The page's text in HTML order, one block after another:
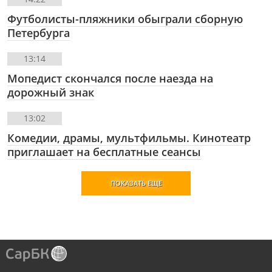
Футболисты-пляжники обыграли сборную
Петербурга
13:14
Мопедист скончался после наезда на
дорожный знак
13:02
Комедии, драмы, мультфильмы. Кинотеатр
приглашает на бесплатные сеансы
ПОКАЗАТЬ ЕЩЕ